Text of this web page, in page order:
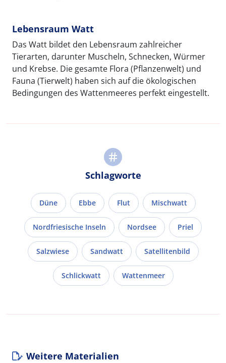
Lebensraum Watt
Das Watt bildet den Lebensraum zahlreicher
Tierarten, darunter Muscheln, Schnecken, Würmer
und Krebse. Die gesamte Flora (Pflanzenwelt) und
Fauna (Tierwelt) haben sich auf die ökologischen
Bedingungen des Wattenmeeres perfekt eingestellt.
Schlagworte
Düne Ebbe Flut Mischwatt
Nordfriesische Inseln Nordsee Priel
Salzwiese Sandwatt Satellitenbild
Schlickwatt Wattenmeer
Weitere Materialien